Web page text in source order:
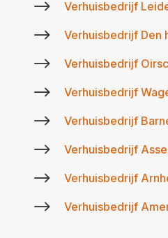
$ Verhuisbedrijf
$ Verhuisbedrijf Den
$ Verhuisbedrijf
$ Verhuisbedrijf
$ Verhuisbedrijf
$ Verhuisbedrijf
$ Verhuisbedrijf
$ Verhuisbedrijf